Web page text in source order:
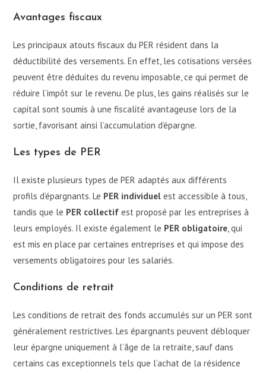
Avantages fiscaux
Les principaux atouts fiscaux du PER résident dans la
déductibilité des versements. En effet, les cotisations versées
peuvent être déduites du revenu imposable, ce qui permet de
réduire l’impôt sur le revenu. De plus, les gains réalisés sur le
capital sont soumis à une fiscalité avantageuse lors de la
sortie, favorisant ainsi l’accumulation d’épargne.
Les types de PER
Il existe plusieurs types de PER adaptés aux différents
profils d’épargnants. Le PER individuel est accessible à tous,
tandis que le PER collectif est proposé par les entreprises à
leurs employés. Il existe également le PER obligatoire, qui
est mis en place par certaines entreprises et qui impose des
versements obligatoires pour les salariés.
Conditions de retrait
Les conditions de retrait des fonds accumulés sur un PER sont
généralement restrictives. Les épargnants peuvent débloquer
leur épargne uniquement à l’âge de la retraite, sauf dans
certains cas exceptionnels tels que l’achat de la résidence